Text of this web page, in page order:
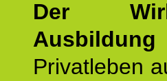
Der
Ausbildung
Privatleben